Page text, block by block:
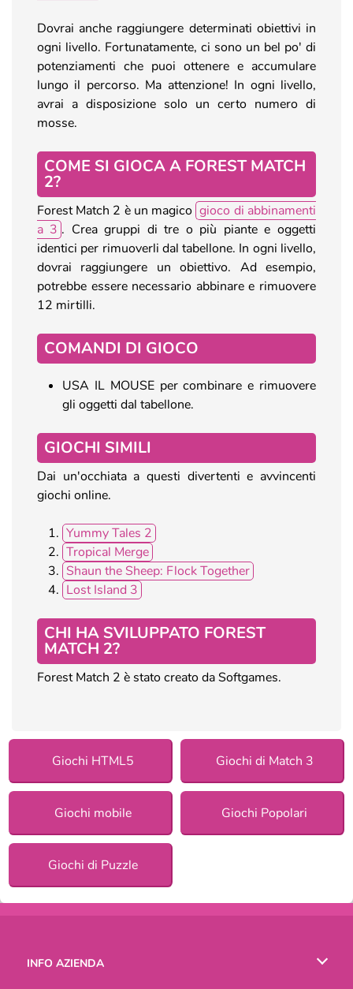
Dovrai anche raggiungere determinati obiettivi in
ogni livello. Fortunatamente, ci sono un bel po' di
potenziamenti che puoi ottenere e accumulare
lungo il percorso. Ma attenzione! In ogni livello,
avrai a disposizione solo un certo numero di
mosse.
COME SI GIOCA A FOREST MATCH
2?
Forest Match 2 è un magico gioco di abbinamenti
a 3 . Crea gruppi di tre o più piante e oggetti
identici per rimuoverli dal tabellone. In ogni livello,
dovrai raggiungere un obiettivo. Ad esempio,
potrebbe essere necessario abbinare e rimuovere
12 mirtilli.
COMANDI DI GIOCO
USA IL MOUSE per combinare e rimuovere
gli oggetti dal tabellone.
GIOCHI SIMILI
Dai un'occhiata a questi divertenti e avvincenti
giochi online.
Yummy Tales 2
Tropical Merge
Shaun the Sheep: Flock Together
Lost Island 3
CHI HA SVILUPPATO FOREST
MATCH 2?
Forest Match 2 è stato creato da Softgames.
Giochi HTML5 Giochi di Match 3
Giochi mobile Giochi Popolari
Giochi di Puzzle
INFO AZIENDA